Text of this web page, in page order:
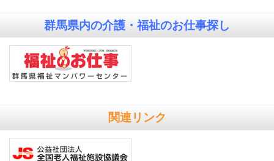
群馬県内の介護・福祉のお仕事探し
関連リンク